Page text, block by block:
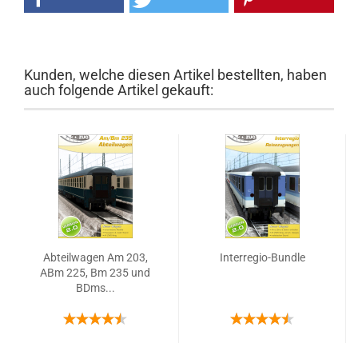
Kunden, welche diesen Artikel bestellten, haben
auch folgende Artikel gekauft:
Abteilwagen Am 203,
ABm 225, Bm 235 und
BDms...
Interregio-Bundle